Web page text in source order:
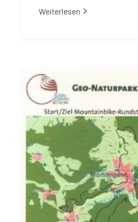
Weiterlesen